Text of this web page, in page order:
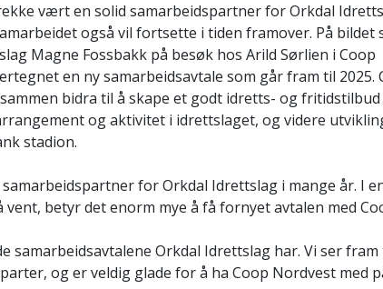
vært en solid samarbeidspartner for Orkdal
også vil fortsette i tiden framover. På bildet
Magne Fossbakk på besøk hos Arild Sørlien i Coop
en ny samarbeidsavtale som går fram til 2025.
bidra til å skape et godt idretts- og fritidstilbud
og aktivitet i idrettslaget, og videre
stadion.
for Orkdal Idrettslag i mange år. I
betyr det enorm mye å få fornyet avtalen med
samarbeidsavtalene Orkdal Idrettslag har. Vi ser fram
og er veldig glade for å ha Coop Nordvest med